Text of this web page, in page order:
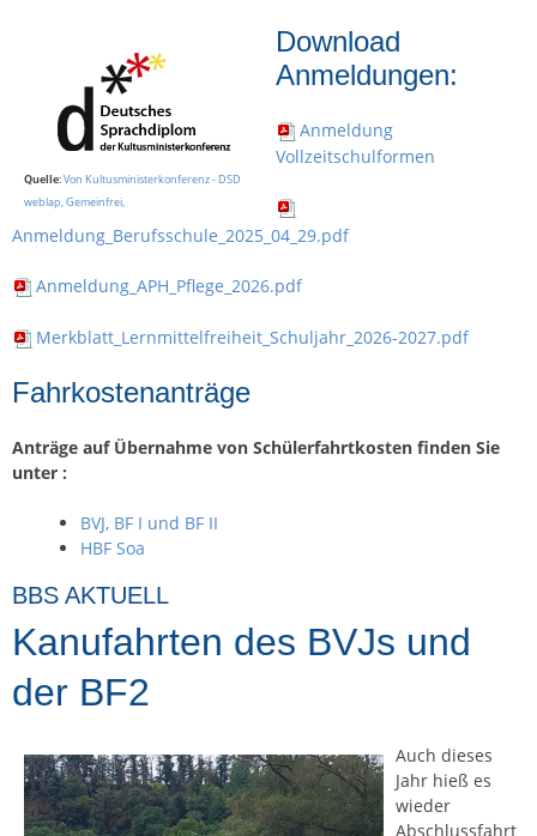
Quelle:Von Kultusministerkonferenz - DSD
weblap, Gemeinfrei,
Download
Anmeldungen:
Anmeldung
Vollzeitschulformen
Anmeldung_Berufsschule_2025_04_29.pdf
Anmeldung_APH_Pflege_2026.pdf
Merkblatt_Lernmittelfreiheit_Schuljahr_2026-2027.pdf
Fahrkostenanträge
Anträge auf Übernahme von Schülerfahrtkosten finden Sie
unter :
BVJ, BF I und BF II
HBF Soa
BBS AKTUELL
Kanufahrten des BVJs und
der BF2
Auch dieses
Jahr hieß es
wieder
Abschlussfahrt